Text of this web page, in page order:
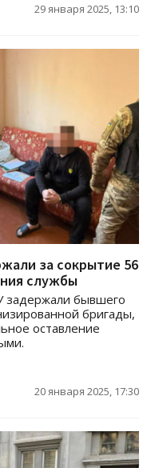
29 января 2025, 13:10
за сокрытие 56
службы
задержали бывшего
бригады,
оставление
20 января 2025, 17:30